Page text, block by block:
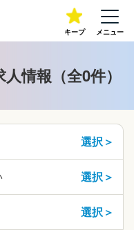
キープ メニュー
情報（全0件）
選択＞
選択＞
選択＞